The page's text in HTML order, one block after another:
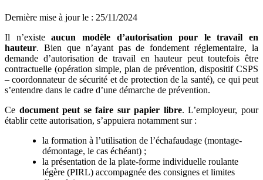
Dernière mise à jour le : 25/11/2024
Il n’existeaucun modèle d’autorisation
pour le travail en
hauteur. Bien que n’ayant pas de fondement réglementaire, la
demande d’autorisation de travail en hauteur peut toutefois être
contractuelle (opération simple, plan de prévention, dispositif CSPS
– coordonnateur de sécurité et de protection de la santé), ce qui peut
s’entendre dans le cadre d’une démarche de prévention.
Ce document peut se faire sur papier libre. L’employeur, pour
établir cette autorisation, s’appuiera notamment sur :
la formation à l’utilisation de l’échafaudage (montage-
démontage, le cas échéant) ;
la présentation de la plate-forme individuelle roulante
légère (PIRL) accompagnée des consignes et limites